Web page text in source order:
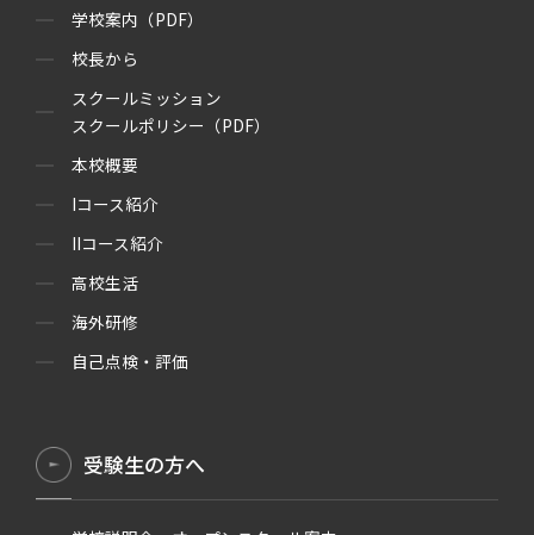
学校案内（PDF）
校長から
スクールミッション
スクールポリシー（PDF）
本校概要
Iコース紹介
IIコース紹介
高校生活
海外研修
自己点検・評価
受験生の方へ